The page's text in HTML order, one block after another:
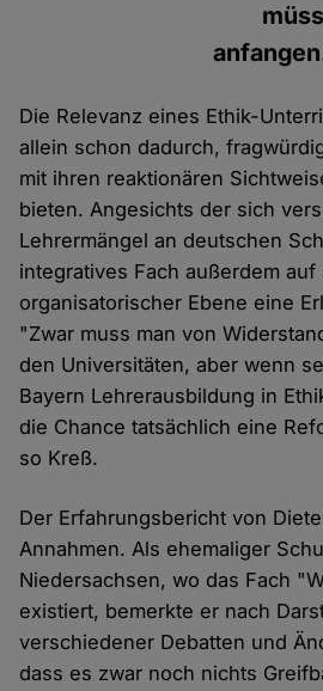
Die Relevanz eines Ethik-
allein schon dadurch,
mit ihren reaktionären
bieten. Angesichts der sich
Lehrermängel an deutschen
integratives Fach außerdem
organisatorischer Ebene eine
"Zwar muss man von
den Universitäten, aber wenn
Bayern Lehrerausbildung in
die Chance tatsächlich eine
so Kreß.
Der Erfahrungsbericht von
Annahmen. Als ehemaliger
Niedersachsen, wo das Fach
existiert, bemerkte er nach
verschiedener Debatten und
dass es zwar noch nichts